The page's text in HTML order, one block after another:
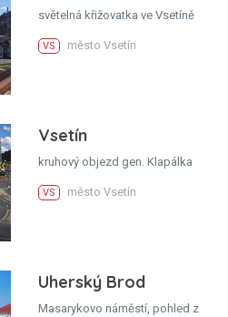
světelná křižovatka ve Vsetíně
VS město Vsetín
Vsetín
kruhový objezd gen. Klapálka
VS město Vsetín
Uherský Brod
Masarykovo náměstí, pohled z